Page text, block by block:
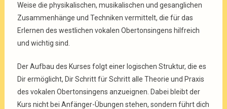
Weise die physikalischen, musikalischen und gesanglichen
Zusammenhänge und Techniken vermittelt, die für das
Erlernen des westlichen vokalen Obertonsingens hilfreich
und wichtig sind.
Der Aufbau des Kurses folgt einer logischen Struktur, die es
Dir ermöglicht, Dir Schritt für Schritt alle Theorie und Praxis
des vokalen Obertonsingens anzueignen. Dabei bleibt der
Kurs nicht bei Anfänger-Übungen stehen, sondern führt dich